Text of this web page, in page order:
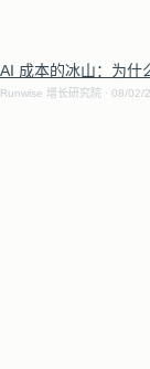
AI 成本的冰山：为什
Runwise 增长研究院 08/02/